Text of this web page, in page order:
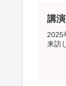
講
2025
来訪